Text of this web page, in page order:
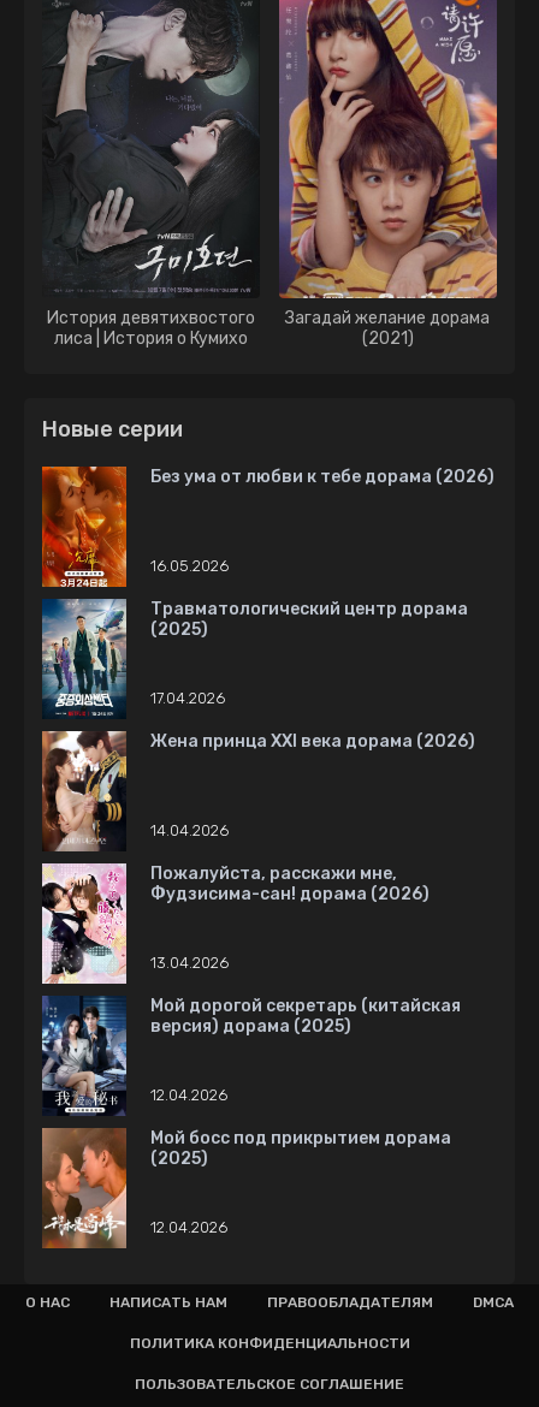
История девятихвостого
лиса | История о Кумихо
Загадай желание дорама
(2021)
Новые серии
Без ума от любви к тебе дорама (2026)
16.05.2026
Травматологический центр дорама
(2025)
17.04.2026
Жена принца XXI века дорама (2026)
14.04.2026
Пожалуйста, расскажи мне,
Фудзисима-сан! дорама (2026)
13.04.2026
Мой дорогой секретарь (китайская
версия) дорама (2025)
12.04.2026
Мой босс под прикрытием дорама
(2025)
12.04.2026
О НАС НАПИСАТЬ НАМ ПРАВООБЛАДАТЕЛЯМ DMCA
ПОЛИТИКА КОНФИДЕНЦИАЛЬНОСТИ
ПОЛЬЗОВАТЕЛЬСКОЕ СОГЛАШЕНИЕ